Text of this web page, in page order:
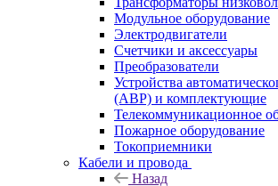
Модульное оборудование
Электродвигатели
Счетчики и аксессуары
Преобразователи
Устройства
(АВР) и комплектующие
Телекоммуникационное
Пожарное оборудование
Токоприемники
Кабели и провода
Назад